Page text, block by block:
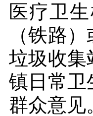
医疗卫
（铁路
垃圾收集
镇日常卫
群众意见